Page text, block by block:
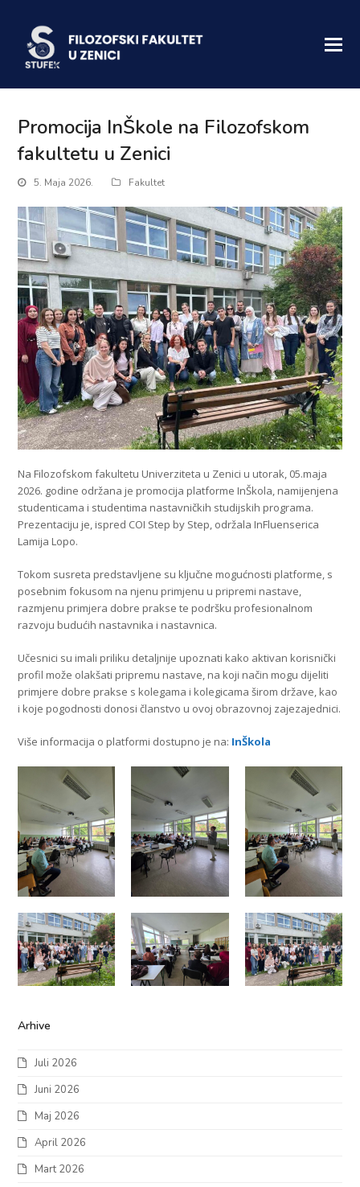
Promocija InŠkole na Filozofskom
fakultetu u Zenici
5. Maja 2026. Fakultet
Na Filozofskom fakultetu Univerziteta u Zenici u utorak, 05.maja
2026. godine održana je promocija platforme InŠkola, namijenjena
studenticama i studentima nastavničkih studijskih programa.
Prezentaciju je, ispred COI Step by Step, održala InFluenserica
Lamija Lopo.
Tokom susreta predstavljene su ključne mogućnosti platforme, s
posebnim fokusom na njenu primjenu u pripremi nastave,
razmjenu primjera dobre prakse te podršku profesionalnom
razvoju budućih nastavnika i nastavnica.
Učesnici su imali priliku detaljnije upoznati kako aktivan korisnički
profil može olakšati pripremu nastave, na koji način mogu dijeliti
primjere dobre prakse s kolegama i kolegicama širom države, kao
i koje pogodnosti donosi članstvo u ovoj obrazovnoj zajezajednici.
Više informacija o platformi dostupno je na: InŠkola
Arhive
Juli 2026
Juni 2026
Maj 2026
April 2026
Mart 2026